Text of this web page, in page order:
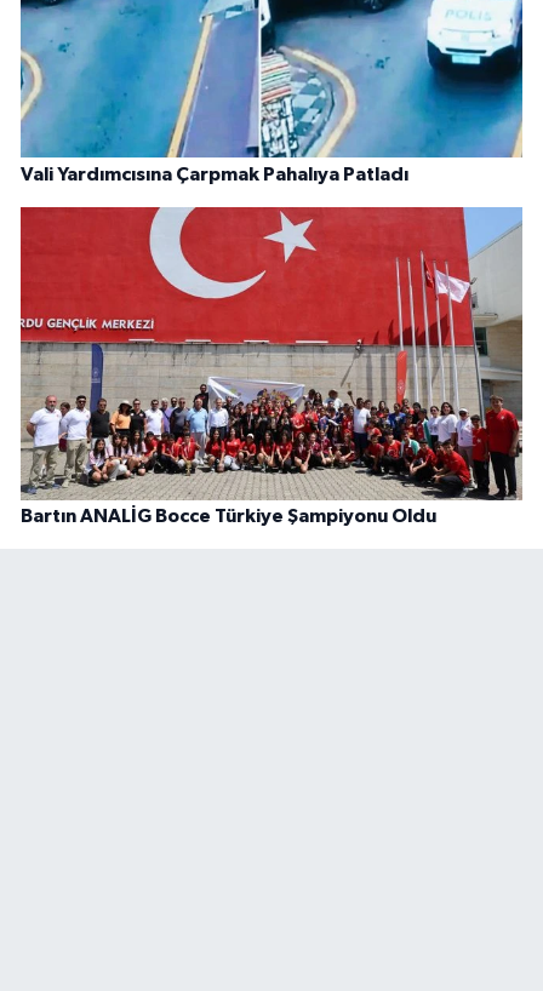
Vali Yardımcısına Çarpmak Pahalıya Patladı
Bartın ANALİG Bocce Türkiye Şampiyonu Oldu